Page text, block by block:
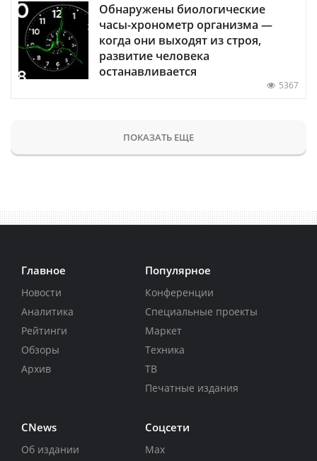
Обнаружены биологические
часы-хронометр организма —
когда они выходят из строя,
развитие человека
останавливается
5367
ПОКАЗАТЬ ЕЩЕ
Главное
Новости
Аналитика
Рейтинги
Обзоры
Архив
Популярное
Конференции
Специальные проекты
Маркет
Техника
ТВ
Печатные издания
CNews
Об издании
Соцсети
Max